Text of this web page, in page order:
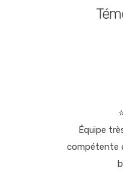
Équipe
compétente